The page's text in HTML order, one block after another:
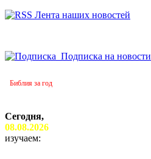
Лента наших новостей
Подписка на новости
Библия за год
Сегодня,
08.08.2026
изучаем: